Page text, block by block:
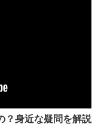
？身近な疑問を解説